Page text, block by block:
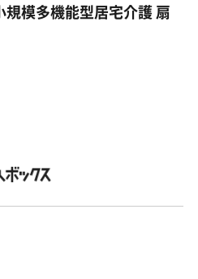
模多機能型居宅介護 扇